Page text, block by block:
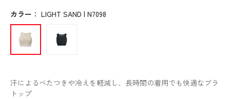
汗によるべたつきや冷えを軽減し、長時間の着用でも快適なブラ
トップ
カラー ： LIGHT SAND | N7098